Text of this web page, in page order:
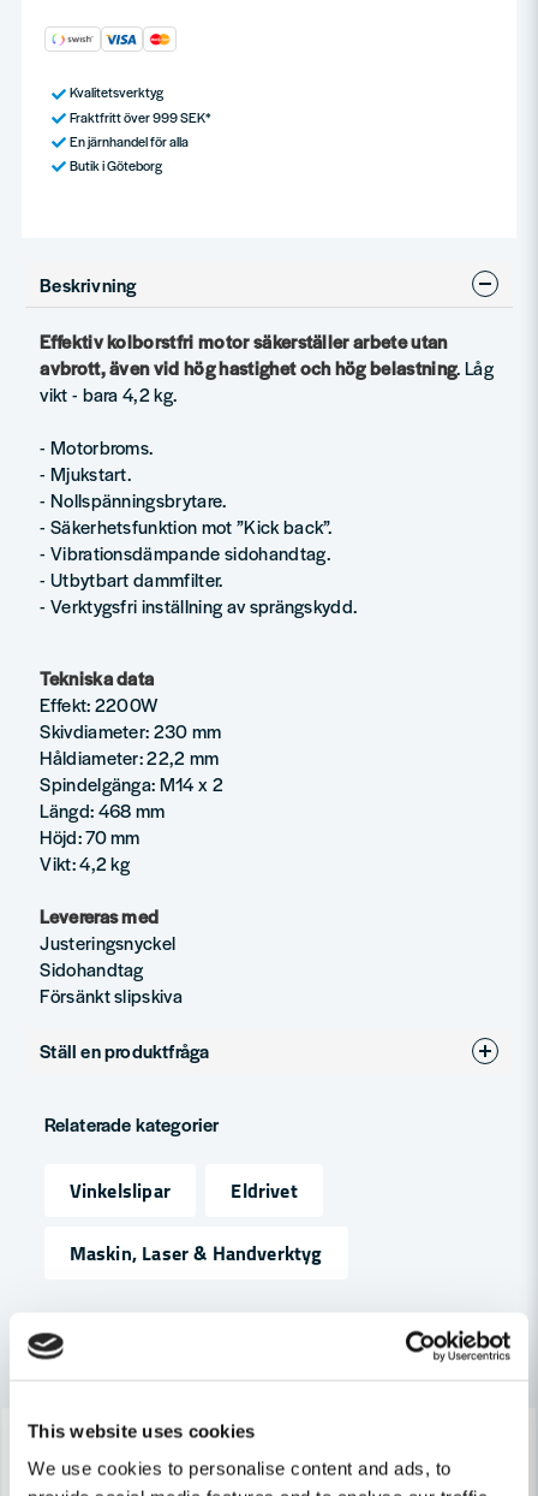
This website uses cookies
We use cookies to personalise content and ads, to
Kvalitetsverktyg
Fraktfritt över 999 SEK*
En järnhandel för alla
Butik i Göteborg
Beskrivning
Effektiv kolborstfri motor säkerställer arbete utan
avbrott, även vid hög hastighet och hög belastning. Låg
vikt - bara 4,2 kg.
- Motorbroms.
- Mjukstart.
- Nollspänningsbrytare.
- Säkerhetsfunktion mot ”Kick back”.
- Vibrationsdämpande sidohandtag.
- Utbytbart dammfilter.
- Verktygsfri inställning av sprängskydd.
Tekniska data
Effekt: 2200W
Skivdiameter: 230 mm
Håldiameter: 22,2 mm
Spindelgänga: M14 x 2
Längd: 468 mm
Höjd: 70 mm
Vikt: 4,2 kg
Levereras med
Justeringsnyckel
Sidohandtag
Försänkt slipskiva
Ställ en produktfråga
Fråga oss något om denna produkten...
Namn
emailMejladress
Relaterade kategorier
Vinkelslipar
Eldrivet
Maskin, Laser & Handverktyg
Andra produkter i kategorin
-8%